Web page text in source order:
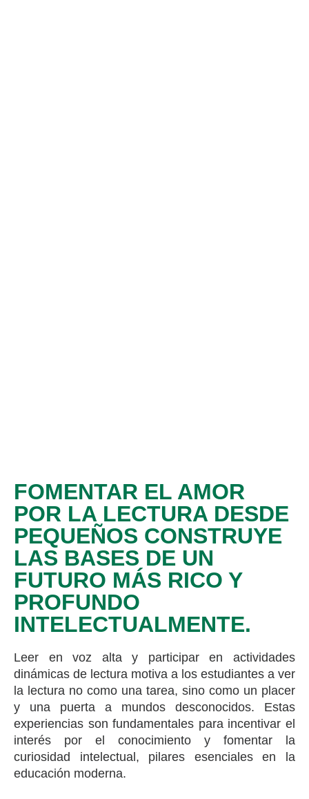
FOMENTAR EL AMOR
POR LA LECTURA DESDE
PEQUEÑOS CONSTRUYE
LAS BASES DE UN
FUTURO MÁS RICO Y
PROFUNDO
INTELECTUALMENTE.
Leer en voz alta y participar en actividades
dinámicas de lectura motiva a los estudiantes a ver
la lectura no como una tarea, sino como un placer
y una puerta a mundos desconocidos. Estas
experiencias son fundamentales para incentivar el
interés por el conocimiento y fomentar la
curiosidad intelectual, pilares esenciales en la
educación moderna.